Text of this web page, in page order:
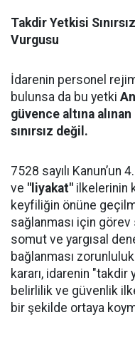
Takdir Yetkisi
Vurgusu
İdarenin personel
bulunsa da bu yetki
güvence altına
sınırsız değil.
7528 sayılı Kanun’un
ve "liyakat" ilkelerinin
keyfiliğin önüne
sağlanması için görev
somut ve yargısal
bağlanması
kararı, idarenin "takdir
belirlilik ve güvenlik
bir şekilde ortaya